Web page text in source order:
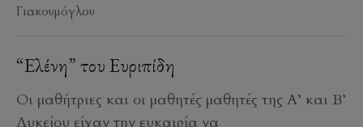
Γιακουμόγλου
“Ελένη” του Ευριπίδη
Οι μαθήτριες και οι μαθητές μαθητές της Α’ και Β’
Λυκείου είχαν την ευκαιρία να